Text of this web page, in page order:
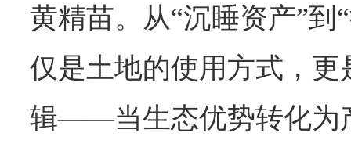
黄精苗。从“沉睡资产”到
仅是土地的使用方式，
辑——当生态优势转化为